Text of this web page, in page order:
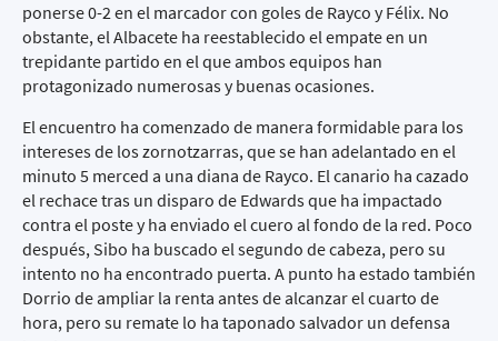
ponerse 0-2 en el marcador con goles de Rayco y Félix. No
obstante, el Albacete ha reestablecido el empate en un
trepidante partido en el que ambos equipos han
protagonizado numerosas y buenas ocasiones.
El encuentro ha comenzado de manera formidable para los
intereses de los zornotzarras, que se han adelantado en el
minuto 5 merced a una diana de Rayco. El canario ha cazado
el rechace tras un disparo de Edwards que ha impactado
contra el poste y ha enviado el cuero al fondo de la red. Poco
después, Sibo ha buscado el segundo de cabeza, pero su
intento no ha encontrado puerta. A punto ha estado también
Dorrio de ampliar la renta antes de alcanzar el cuarto de
hora, pero su remate lo ha taponado salvador un defensa